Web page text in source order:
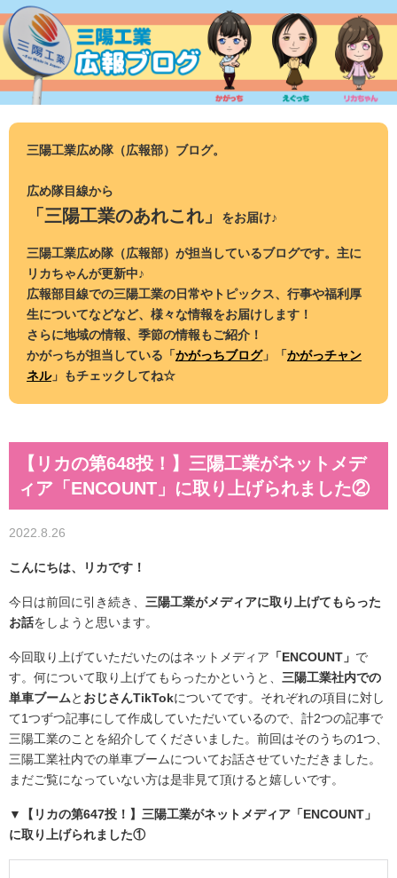
ン
テ
ツ
三陽工業広め隊（広報部）ブログ。
広め隊目線から
「三陽工業のあれこれ」 をお届け♪
三陽工業広め隊（広報部）が担当しているブログです。主に
リカちゃんが更新中♪
広報部目線での三陽工業の日常やトピックス、行事や福利厚
生についてなどなど、様々な情報をお届けします！
さらに地域の情報、季節の情報もご紹介！
かがっちが担当している「かがっちブログ」「かがっチャン
ネル」もチェックしてね☆
【リカの第648投！】三陽工業がネットメデ
ィア「ENCOUNT」に取り上げられました②
2022.8.26
こんにちは、リカです！
今日は前回に引き続き、 三陽工業がメディアに取り上げてもらった
お話をしようと思います。
今回取り上げていただいたのはネットメディア 「ENCOUNT」 で
す。何について取り上げてもらったかというと、 三陽工業社内での
単車ブームと おじさんTikTokについてです。それぞれの項目に対し
て1つずつ記事にして作成していただいているので、計2つの記事で
三陽工業のことを紹介してくださいました。前回はそのうちの1つ、
三陽工業社内での単車ブームについてお話させていただきました。
まだご覧になっていない方は是非見て頂けると嬉しいです。
▼
【リカの第647投！】三陽工業がネットメディア「ENCOUNT」
に取り上げられました①